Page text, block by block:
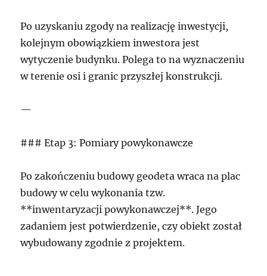
Po uzyskaniu zgody na realizację inwestycji,
kolejnym obowiązkiem inwestora jest
wytyczenie budynku. Polega to na wyznaczeniu
w terenie osi i granic przyszłej konstrukcji.
—
### Etap 3: Pomiary powykonawcze
Po zakończeniu budowy geodeta wraca na plac
budowy w celu wykonania tzw.
**inwentaryzacji powykonawczej**. Jego
zadaniem jest potwierdzenie, czy obiekt został
wybudowany zgodnie z projektem.